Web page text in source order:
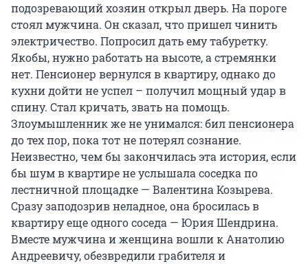
подозревающий хозяин открыл дверь. На пороге
стоял мужчина. Он сказал, что пришел чинить
электричество. Попросил дать ему табуретку.
Якобы, нужно работать на высоте, а стремянки
нет. Пенсионер вернулся в квартиру, однако до
кухни дойти не успел – получил мощный удар в
спину. Стал кричать, звать на помощь.
Злоумышленник же не унимался: бил пенсионера
до тех пор, пока тот не потерял сознание.
Неизвестно, чем бы закончилась эта история, если
бы шум в квартире не услышала соседка по
лестничной площадке — Валентина Козырева.
Сразу заподозрив неладное, она бросилась в
квартиру еще одного соседа — Юрия Шендрина.
Вместе мужчина и женщина вошли к Анатолию
Андреевичу, обезвредили грабителя и